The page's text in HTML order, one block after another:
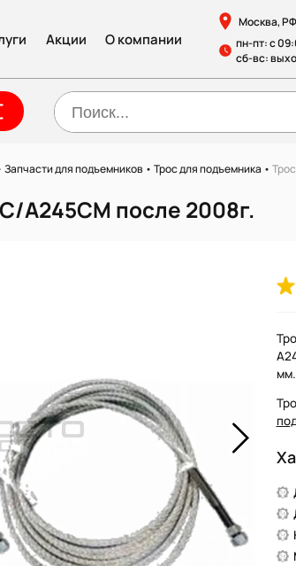
Акции О компании
Москва,
пн-пт: с
сб-вс:
Запчасти для подъемников •Трос для подъемника •
A245CM после 2008г.
мм.